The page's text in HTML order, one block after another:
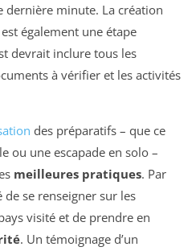
dernière minute. La création
est également une étape
devrait inclure tous les
à vérifier et les activités
des préparatifs – que ce
ou une escapade en solo –
meilleures pratiques. Par
se renseigner sur les
visité et de prendre en
. Un témoignage d’un